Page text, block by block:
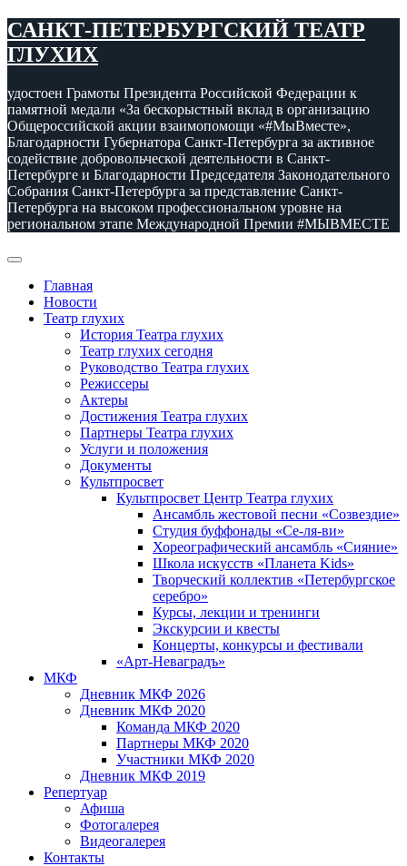
Перейти
к
содержимому
САНКТ-ПЕТЕРБУРГСКИЙ ТЕАТР
ГЛУХИХ
удостоен Грамоты Президента Российской Федерации к
памятной медали «За бескорыстный вклад в организацию
Общероссийской акции взаимопомощи «#МыВместе»,
Благодарности Губернатора Санкт-Петербурга за активное
содействие добровольческой деятельности в Санкт-
Петербурге и Благодарности Председателя Законодательного
Собрания Санкт-Петербурга за представление Санкт-
Петербурга на высоком профессиональном уровне на
региональном этапе Международной Премии #МЫВМЕСТЕ
Главная
Новости
Театр глухих
История Театра глухих
Театр глухих сегодня
Руководство Театра глухих
Режиссеры
Актеры
Достижения Театра глухих
Партнеры Театра глухих
Услуги и положения
Документы
Культпросвет
Культпросвет Центр Театра глухих
Ансамбль жестовой песни «Созвездие»
Студия буффонады «Се-ля-ви»
Хореографический ансамбль «Сияние»
Школа искусств «Планета Kids»
Творческий коллектив «Петербургское
серебро»
Курсы, лекции и тренинги
Экскурсии и квесты
Концерты, конкурсы и фестивали
«Арт-Неваградъ»
МКФ
Дневник МКФ 2026
Дневник МКФ 2020
Команда МКФ 2020
Партнеры МКФ 2020
Участники МКФ 2020
Дневник МКФ 2019
Репертуар
Афиша
Фотогалерея
Видеогалерея
Контакты